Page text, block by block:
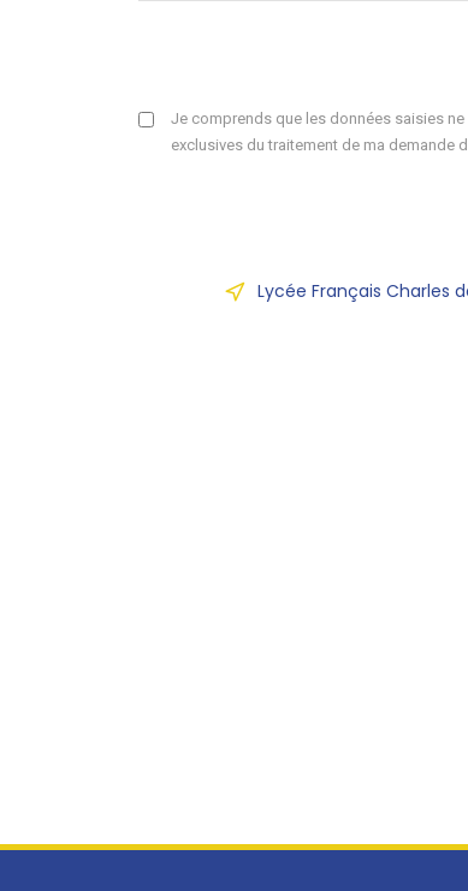
Je comprends que les données saisies
exclusives du traitement de ma demande
Lycée Français Charles